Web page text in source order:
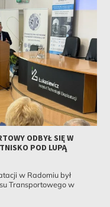
ODBYŁ SIĘ W
POD LUPĄ
w Radomiu był
Transportowego w